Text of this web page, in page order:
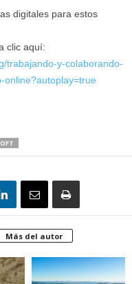
digitales para estos
clic aquí:
trabajando-y-colaborando-
online?autoplay=true
Más del autor